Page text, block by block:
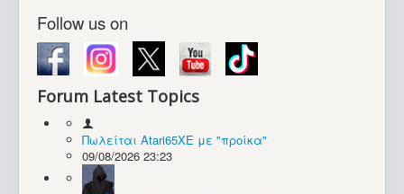
Συλλογές / Projects
Follow us on
Forum Latest Topics
Πωλείται Atari65XE με "προίκα"
09/08/2026 23:23